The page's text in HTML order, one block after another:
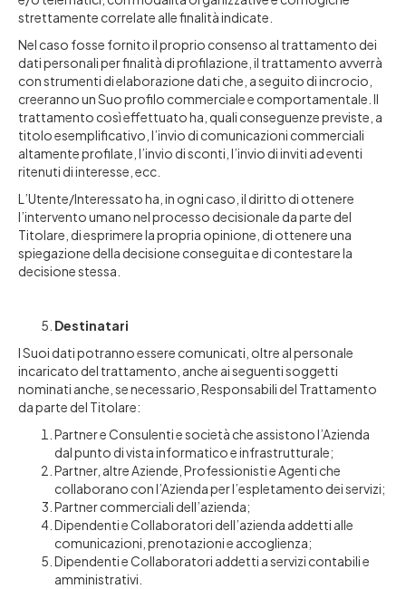
strettamente correlate alle finalità indicate.
Nel caso fosse fornito il proprio consenso al trattamento dei
dati personali per finalità di profilazione, il trattamento avverrà
con strumenti di elaborazione dati che, a seguito di incrocio,
creeranno un Suo profilo commerciale e comportamentale. Il
trattamento così effettuato ha, quali conseguenze previste, a
titolo esemplificativo, l’invio di comunicazioni commerciali
altamente profilate, l’invio di sconti, l’invio di inviti ad eventi
ritenuti di interesse, ecc.
L’Utente/Interessato ha, in ogni caso, il diritto di ottenere
l’intervento umano nel processo decisionale da parte del
Titolare, di esprimere la propria opinione, di ottenere una
spiegazione della decisione conseguita e di contestare la
decisione stessa.
Destinatari
I Suoi dati potranno essere comunicati, oltre al personale
incaricato del trattamento, anche ai seguenti soggetti
nominati anche, se necessario, Responsabili del Trattamento
da parte del Titolare:
Partner e Consulenti e società che assistono l’Azienda
dal punto di vista informatico e infrastrutturale;
Partner, altre Aziende, Professionisti e Agenti che
collaborano con l’Azienda per l’espletamento dei servizi;
Partner commerciali dell’azienda;
Dipendenti e Collaboratori dell’azienda addetti alle
comunicazioni, prenotazioni e accoglienza;
Dipendenti e Collaboratori addetti a servizi contabili e
amministrativi.